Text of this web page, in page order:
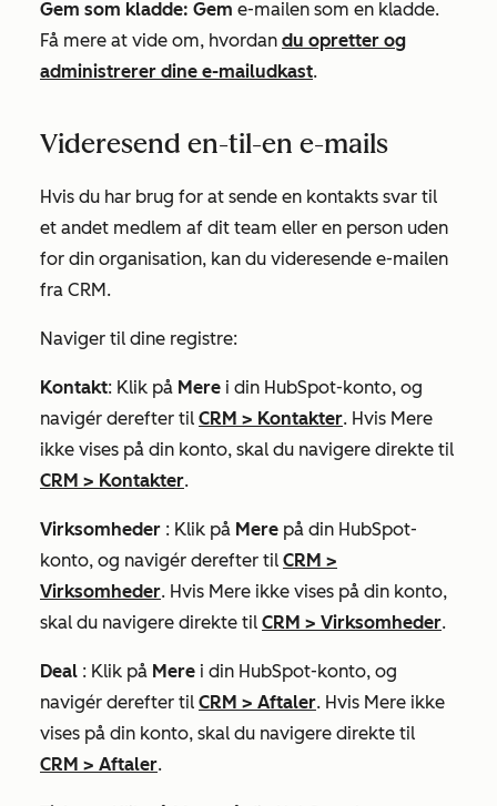
Gem som kladde: Gem e-mailen som en kladde.
Få mere at vide om, hvordan du opretter og
administrerer dine e-mailudkast.
Videresend en-til-en e-mails
Hvis du har brug for at sende en kontakts svar til
et andet medlem af dit team eller en person uden
for din organisation, kan du videresende e-mailen
fra CRM.
Naviger til dine registre:
Kontakt: Klik på Mere i din HubSpot-konto, og
navigér derefter til CRM > Kontakter. Hvis Mere
ikke vises på din konto, skal du navigere direkte til
CRM > Kontakter.
Virksomheder : Klik på Mere på din HubSpot-
konto, og navigér derefter til CRM >
Virksomheder. Hvis Mere ikke vises på din konto,
skal du navigere direkte til CRM > Virksomheder.
Deal : Klik på Mere i din HubSpot-konto, og
navigér derefter til CRM > Aftaler. Hvis Mere ikke
vises på din konto, skal du navigere direkte til
CRM > Aftaler.